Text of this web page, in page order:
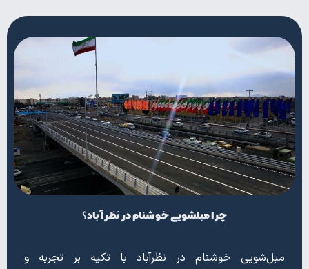
چرا مبلشویی خوشنام در نظرآباد؟
مبل‌شویی خوشنام در نظرآباد با تکیه بر تجربه و